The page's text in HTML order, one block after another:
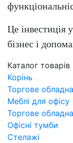
Це інвестиція
бізнес і
Каталог товарів
Корінь
Торгове
Меблі для офісу
Торгове
Офісні тумби
Стелажі